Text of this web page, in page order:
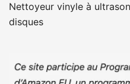
Nettoyeur vinyle à
disques